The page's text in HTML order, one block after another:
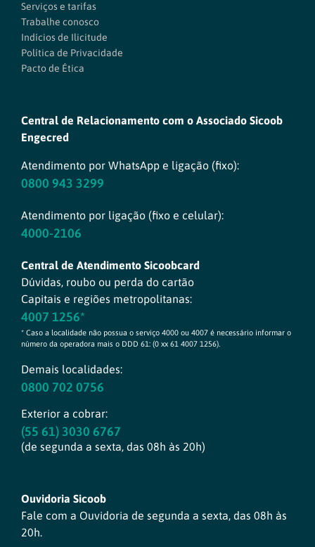
Serviços e tarifas
Trabalhe conosco
Indícios de Ilicitude
Política de Privacidade
Pacto de Ética
Central de Relacionamento com o Associado Sicoob
Engecred
Atendimento por WhatsApp e ligação (fixo):
0800 943 3299
Atendimento por ligação (fixo e celular):
4000-2106
Central de Atendimento Sicoobcard
Dúvidas, roubo ou perda do cartão
Capitais e regiões metropolitanas:
4007 1256*
* Caso a localidade não possua o serviço 4000 ou 4007 é necessário informar o
número da operadora mais o DDD 61: (0 xx 61 4007 1256).
Demais localidades:
0800 702 0756
Exterior a cobrar:
(55 61) 3030 6767
(de segunda a sexta, das 08h às 20h)
Ouvidoria Sicoob
Fale com a Ouvidoria de segunda a sexta, das 08h às
20h.